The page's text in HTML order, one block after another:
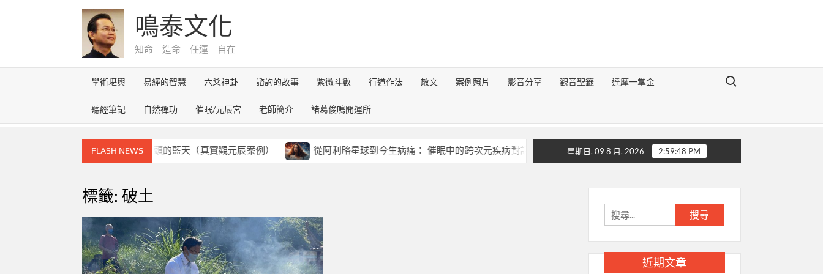
鳴泰文化
知命 造命 任運 自在
學術堪輿 易經的智慧 六爻神卦 諮詢的故事 紫微斗數 行道作法 散文 案例照片 影音分享 觀音聖籤 達摩一掌金
聽經筆記 自然禪功 催眠/元辰宮 老師簡介 諸葛俊鳴開運所
Search for:
FLASH NEWS
元辰宮的奇幻之旅~雪路盡頭的藍天（真實觀元辰案例） 從阿利略星球到今生病痛： 催眠中的跨次元疾病對話錄 《地理醒世切要辯論》 生肖豬的前世今生
星期日, 09 8 月, 2026 2:59:49 PM
標籤:破土
尋
關
鍵
字:
近期文章